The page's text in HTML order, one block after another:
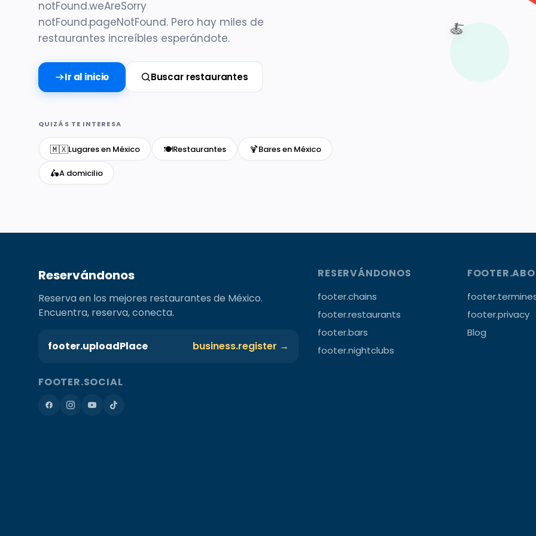
notFound.weAreSorry
notFound.pageNotFound. Pero hay miles de
restaurantes increíbles esperándote.
Ir al inicio Buscar restaurantes
QUIZÁS TE INTERESA
🇲🇽Lugares en México 🍽️Restaurantes 🍹Bares en México
🛵A domicilio
🍝
Reservándonos
Reserva en los mejores restaurantes de México.
Encuentra, reserva, conecta.
footer.uploadPlace business.register →
FOOTER.SOCIAL
RESERVÁNDONOS
footer.chains
footer.restaurants
footer.bars
footer.nightclubs
footer.privacy
Blog